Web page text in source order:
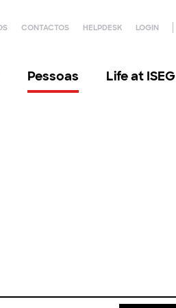
CONTACTOS HELPDESK LOGIN
Pessoas Life at ISEG